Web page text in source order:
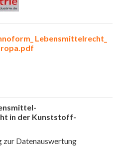
Lebensmittelrecht_
in der Kunststoff-
zur Datenauswertung